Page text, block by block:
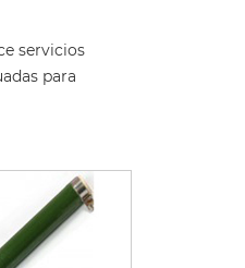
servicios
para